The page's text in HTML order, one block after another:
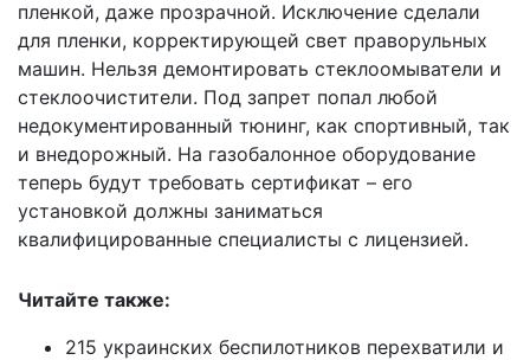
пленкой, даже прозрачной. Исключение сделали
для пленки, корректирующей свет праворульных
машин. Нельзя демонтировать стеклоомыватели и
стеклоочистители. Под запрет попал любой
недокументированный тюнинг, как спортивный, так
и внедорожный. На газобалонное оборудование
теперь будут требовать сертификат – его
установкой должны заниматься
квалифицированные специалисты с лицензией.
Читайте также:
215 украинских беспилотников перехватили и